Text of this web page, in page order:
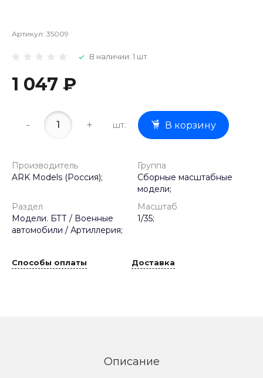
Артикул: 35009
В наличии: 1 шт
1 047 ₽
- + шт. В корзину
Производитель
ARK Models (Россия);
Группа
Сборные масштабные
модели;
Раздел
Модели. БТТ / Военные
автомобили / Артиллерия;
Масштаб
1/35;
Способы оплаты Доставка
Описание